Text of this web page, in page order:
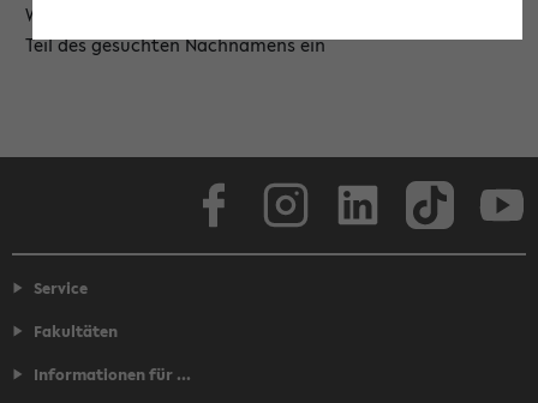
Wählen Sie die Einrichtung aus und/oder geben Sie einen
Teil des gesuchten Nachnamens ein
Service
Fakultäten
Informationen für ...